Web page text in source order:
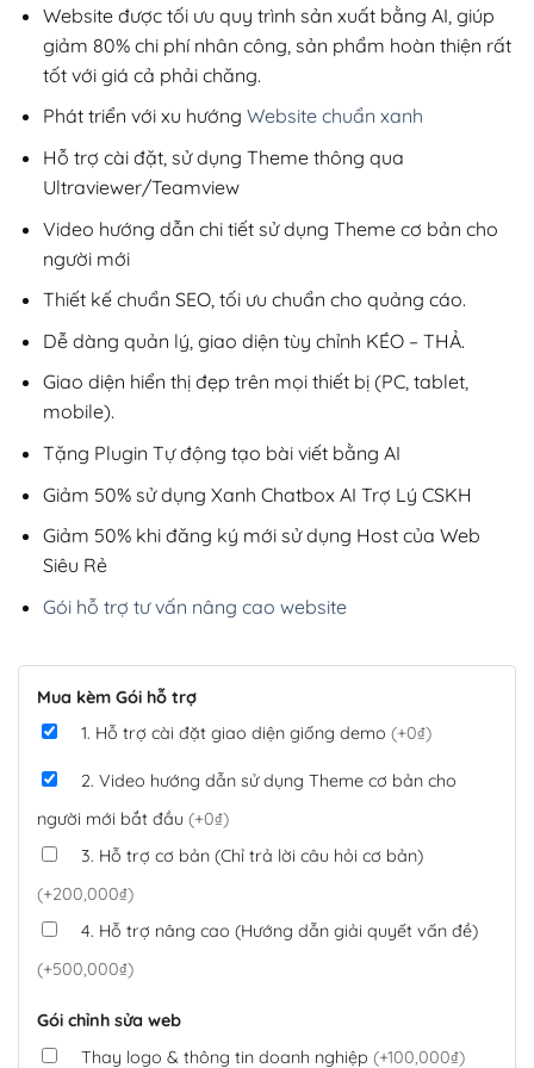
Website được tối ưu quy trình sản xuất bằng AI, giúp
giảm 80% chi phí nhân công, sản phẩm hoàn thiện rất
tốt với giá cả phải chăng.
Phát triển với xu hướng Website chuẩn xanh
Hỗ trợ cài đặt, sử dụng Theme thông qua
Ultraviewer/Teamview
Video hướng dẫn chi tiết sử dụng Theme cơ bản cho
người mới
Thiết kế chuẩn SEO, tối ưu chuẩn cho quảng cáo.
Dễ dàng quản lý, giao diện tùy chỉnh KÉO – THẢ.
Giao diện hiển thị đẹp trên mọi thiết bị (PC, tablet,
mobile).
Tặng Plugin Tự động tạo bài viết bằng AI
Giảm 50% sử dụng Xanh Chatbox AI Trợ Lý CSKH
Giảm 50% khi đăng ký mới sử dụng Host của Web
Siêu Rẻ
Gói hỗ trợ tư vấn nâng cao website
Mua kèm Gói hỗ trợ
1. Hỗ trợ cài đặt giao diện giống demo (+0₫)
2. Video hướng dẫn sử dụng Theme cơ bản cho
người mới bắt đầu (+0₫)
3. Hỗ trợ cơ bản (Chỉ trả lời câu hỏi cơ bản)
(+200,000₫)
4. Hỗ trợ nâng cao (Hướng dẫn giải quyết vấn đề)
(+500,000₫)
Gói chỉnh sửa web
Thay logo & thông tin doanh nghiệp (+100,000₫)